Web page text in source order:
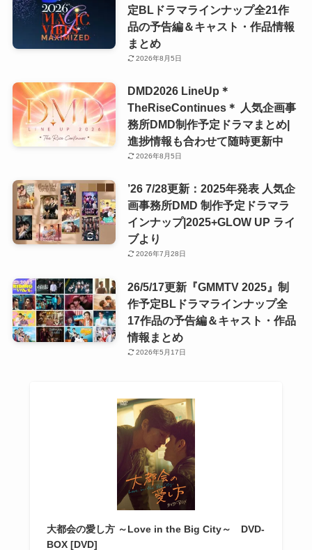
定BLドラマラインナップ全21作
品の予告編＆キャスト・作品情報
まとめ
2026年8月5日
DMD2026 LineUp＊
TheRiseContinues＊ 人気企画事
務所DMD制作予定ドラマまとめ|
進捗情報も合わせて随時更新中
2026年8月5日
’26 7/28更新：2025年発表 人気企
画事務所DMD 制作予定ドラマラ
インナップ|2025+GLOW UP ライ
ブより
2026年7月28日
26/5/17更新『GMMTV 2025』制
作予定BLドラマラインナップ全
17作品の予告編＆キャスト・作品
情報まとめ
2026年5月17日
大都会の愛し方 ～Love in the Big City～ DVD-
BOX [DVD]